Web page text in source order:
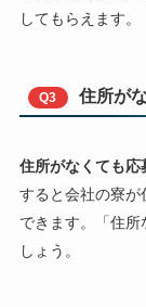
してもらえます。
Q3 住所が
住所がなくても応
すると会社の寮が
できます。「住所
しょう。